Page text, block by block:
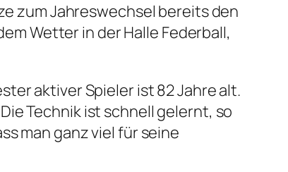
zum Jahreswechsel bereits den
Wetter in der Halle Federball,
aktiver Spieler ist 82 Jahre alt.
Technik ist schnell gelernt, so
man ganz viel für seine